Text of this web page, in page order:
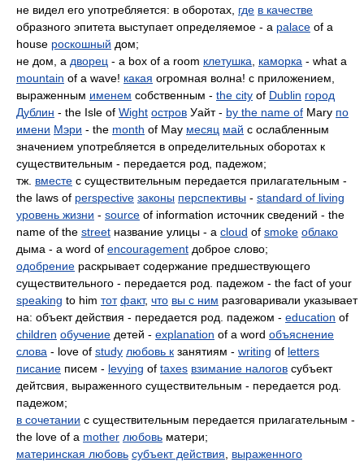
не видел его употребляется: в оборотах, где в качестве
образного эпитета выступает определяемое - a palace of a
house роскошный дом;
не дом, а дворец - a box of a room клетушка каморка - what a
mountain of a wave! какая огромная волна! с приложением,
выраженным именем собственным - the city of Dublin город
Дублин - the Isle of Wight остров Уайт - by the name of Mary по
имени Мэри - the month of May месяц май с ослабленным
значением употребляется в определительных оборотах к
существительным - передается род, падежом;
тж. вместе с существительным передается прилагательным -
the laws of perspective законы перспективы - standard of living
уровень жизни - source of information источник сведений - the
name of the street название улицы - a cloud of smoke облако
дыма - a word of encouragement доброе слово;
одобрение раскрывает содержание предшествующего
существительного - передается род. падежом - the fact of your
speaking to him тот факт, что вы с ним разговаривали указывает
на: объект действия - передается род. падежом - education of
children обучение детей - explanation of a word объяснение
слова - love of study любовь к занятиям - writing of letters
писание писем - levying of taxes взимание налогов субъект
дейтсвия, выраженного существительным - передается род.
падежом;
в сочетании с существительным передается прилагательным -
the love of a mother любовь матери;
материнская любовь субъект действия
выраженного